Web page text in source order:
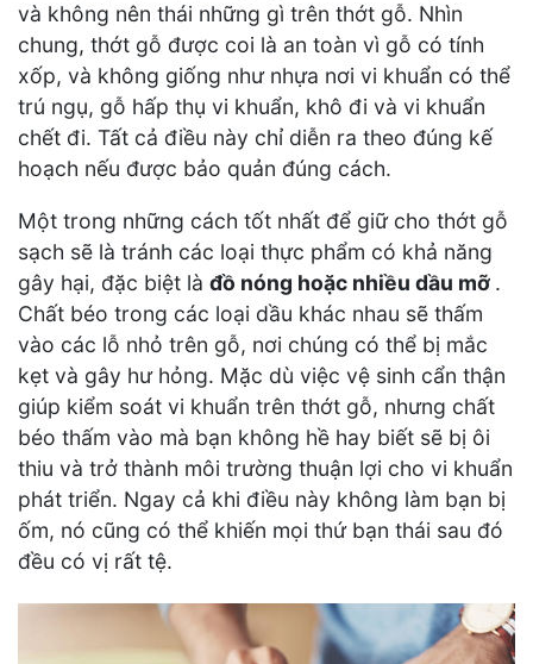
và không nên thái những gì trên thớt gỗ. Nhìn
chung, thớt gỗ được coi là an toàn vì gỗ có tính
xốp, và không giống như nhựa nơi vi khuẩn có thể
trú ngụ, gỗ hấp thụ vi khuẩn, khô đi và vi khuẩn
chết đi. Tất cả điều này chỉ diễn ra theo đúng kế
hoạch nếu được bảo quản đúng cách.
Một trong những cách tốt nhất để giữ cho thớt gỗ
sạch sẽ là tránh các loại thực phẩm có khả năng
gây hại, đặc biệt là đồ nóng hoặc nhiều dầu mỡ .
Chất béo trong các loại dầu khác nhau sẽ thấm
vào các lỗ nhỏ trên gỗ, nơi chúng có thể bị mắc
kẹt và gây hư hỏng. Mặc dù việc vệ sinh cẩn thận
giúp kiểm soát vi khuẩn trên thớt gỗ, nhưng chất
béo thấm vào mà bạn không hề hay biết sẽ bị ôi
thiu và trở thành môi trường thuận lợi cho vi khuẩn
phát triển. Ngay cả khi điều này không làm bạn bị
ốm, nó cũng có thể khiến mọi thứ bạn thái sau đó
đều có vị rất tệ.